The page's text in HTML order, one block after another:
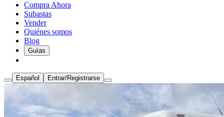
Compra Ahora
Subastas
Vender
Quiénes somos
Blog
Guías
Español Entrar/Registrarse